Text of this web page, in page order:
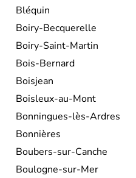
Bléquin
Boiry-Becquerelle
Boiry-Saint-Martin
Bois-Bernard
Boisjean
Boisleux-au-Mont
Bonningues-lès-Ardres
Bonnières
Boubers-sur-Canche
Boulogne-sur-Mer